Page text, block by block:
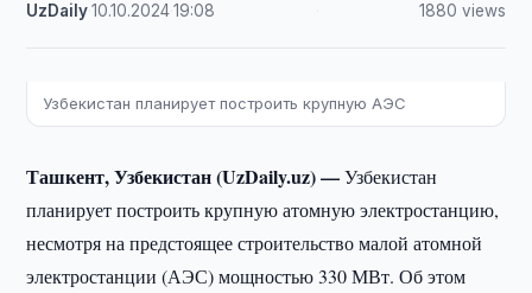
UzDaily·10.10.2024·19:08 1880 views
Узбекистан планирует построить крупную АЭС
Ташкент, Узбекистан (UzDaily.uz) —Узбекистан
планирует построить крупную атомную электростанцию,
несмотря на предстоящее строительство малой атомной
электростанции (АЭС) мощностью 330 МВт. Об этом